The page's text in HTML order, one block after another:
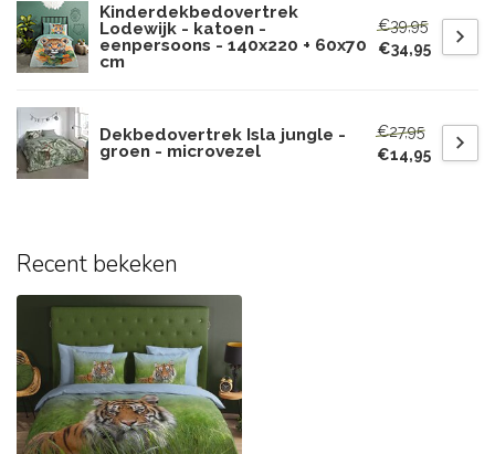
Kinderdekbedovertrek
Lodewijk - katoen -
eenpersoons - 140x220 + 60x70
cm
€39,95
€34,95
Dekbedovertrek Isla jungle -
groen - microvezel
€27,95
€14,95
Recent bekeken